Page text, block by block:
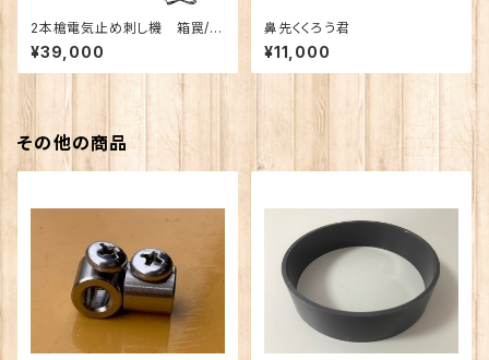
2本槍電気止め刺し機 箱罠/く
くり罠兼用・鼻くくりセット (新仕
様)
¥39,000
鼻先くくろう君
¥11,000
その他の商品